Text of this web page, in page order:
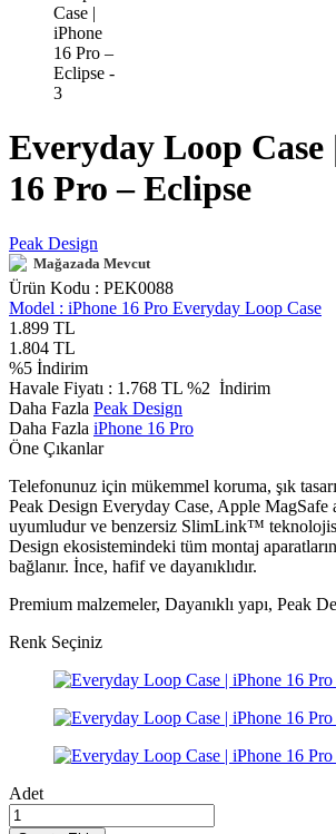
Everyday Loop Case
16 Pro – Eclipse
Peak Design
Mağazada Mevcut
Ürün Kodu : PEK0088
Model : iPhone 16 Pro Everyday Loop Case
1.899 TL
1.804 TL
%5 İndirim
Havale Fiyatı : 1.768 TL %2 İndirim
Daha Fazla Peak Design
Daha Fazla iPhone 16 Pro
Öne Çıkanlar
Telefonunuz için mükemmel koruma, şık
Peak Design Everyday Case, Apple MagSafe
uyumludur ve benzersiz SlimLink™
Design ekosistemindeki tüm montaj
bağlanır. İnce, hafif ve dayanıklıdır.
Premium malzemeler, Dayanıklı yapı, Peak
Renk Seçiniz
Adet